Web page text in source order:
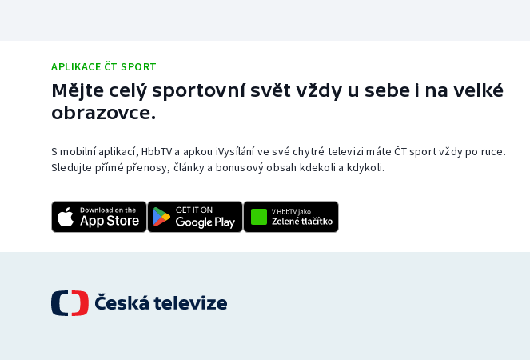
APLIKACE ČT SPORT
Mějte celý sportovní svět vždy u sebe i na velké
obrazovce.
S mobilní aplikací, HbbTV a apkou iVysílání ve své chytré televizi máte ČT sport vždy po ruce.
Sledujte přímé přenosy, články a bonusový obsah kdekoli a kdykoli.